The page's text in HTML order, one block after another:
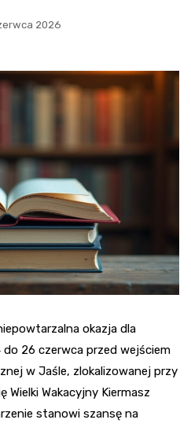
2026
okazja dla
do 26 czerwca przed wejściem
w Jaśle, zlokalizowanej przy
Wielki Wakacyjny Kiermasz
stanowi szansę na